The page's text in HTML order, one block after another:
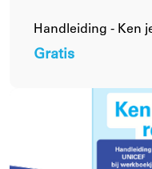
Handleiding - Ken
Gratis